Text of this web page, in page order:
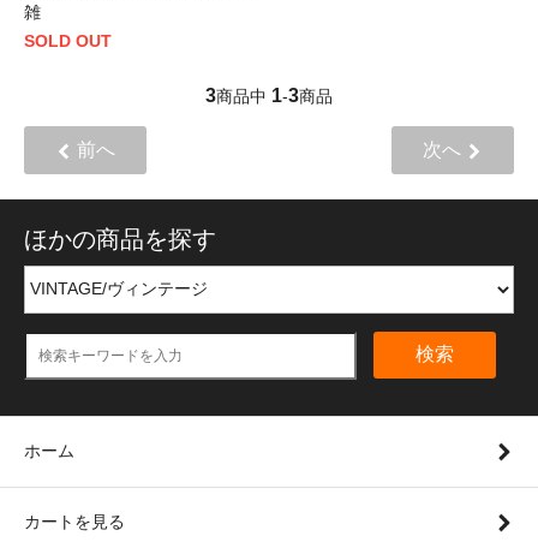
雑
SOLD OUT
3商品中 1-3商品
前へ 次へ
ほかの商品を探す
検索
ホーム
カートを見る